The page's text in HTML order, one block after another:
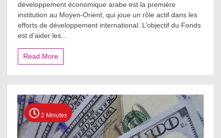
pour
le
développement
développement économique arabe est la première
institution au Moyen-Orient, qui joue un rôle actif dans les
efforts de développement international. L’objectif du Fonds
est d’aider les...
Read More
2 Minutes